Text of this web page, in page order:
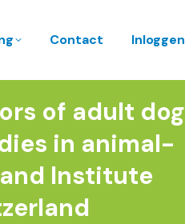
Contact Inloggen
of adult dog
in animal-
Institute